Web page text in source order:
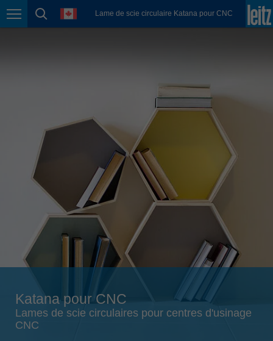
Page navigation
page search
languageLame de scie circulaire Katana pour CNC
México
Polska
Portugal
português
România
Română
Schweiz
deutsch français
english
Katana pour CNC
Lames de scie circulaires pour centres d'usinage
CNC